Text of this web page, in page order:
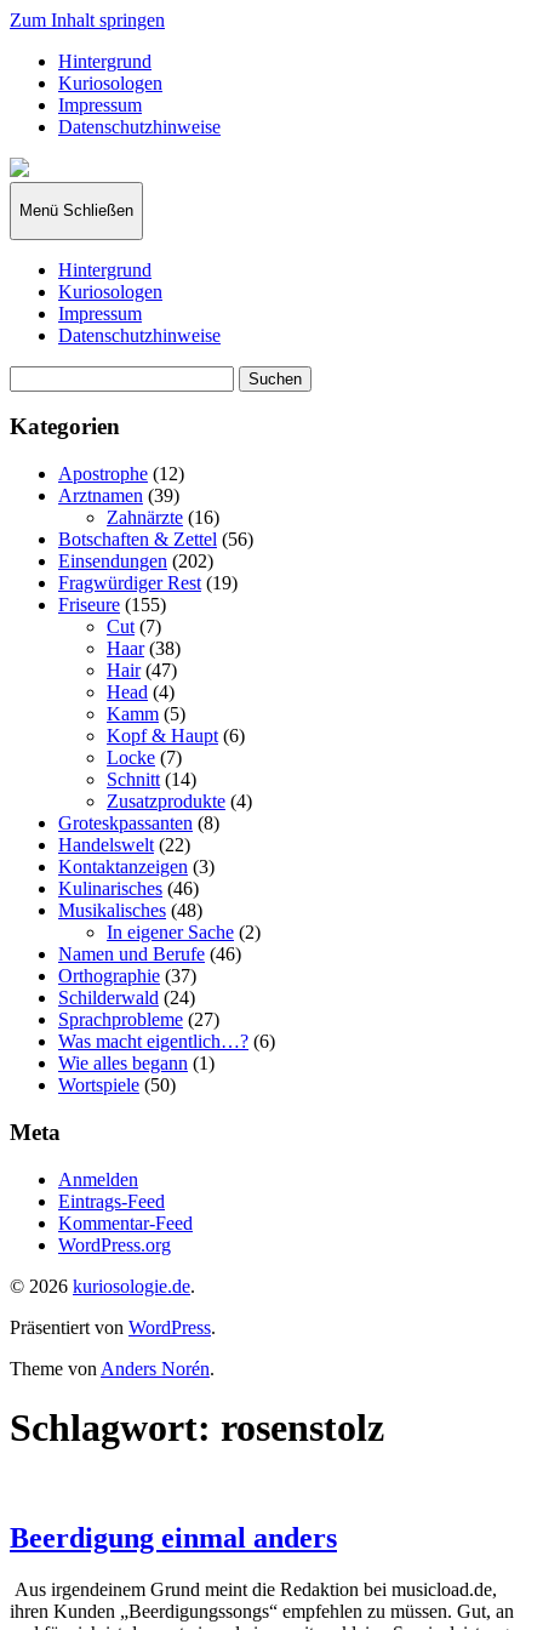
Zum Inhalt springen
Hintergrund
Kuriosologen
Impressum
Datenschutzhinweise
kuriosologie.de
Menü Schließen
Hintergrund
Kuriosologen
Impressum
Datenschutzhinweise
nach:
Kategorien
Apostrophe (12)
Arztnamen (39)
Zahnärzte (16)
Botschaften & Zettel (56)
Einsendungen (202)
Fragwürdiger Rest (19)
Friseure (155)
Cut (7)
Haar(38)
Hair(47)
Head (4)
Kamm (5)
Kopf & Haupt (6)
Locke (7)
Schnitt (14)
Zusatzprodukte (4)
Groteskpassanten (8)
Handelswelt (22)
Kontaktanzeigen (3)
Kulinarisches (46)
Musikalisches (48)
In eigener Sache (2)
Namen und Berufe (46)
Orthographie (37)
Schilderwald (24)
Sprachprobleme (27)
Was macht eigentlich…? (6)
Wie alles begann (1)
Wortspiele (50)
Meta
Anmelden
Eintrags-Feed
Kommentar-Feed
WordPress.org
© 2026 kuriosologie.de.
Präsentiert von WordPress.
Theme von Anders Norén.
Schlagwort: rosenstolz
Beerdigung einmal anders
Aus irgendeinem Grund meint die Redaktion bei musicload.de,
ihren Kunden „Beerdigungssongs“ empfehlen zu müssen. Gut, an